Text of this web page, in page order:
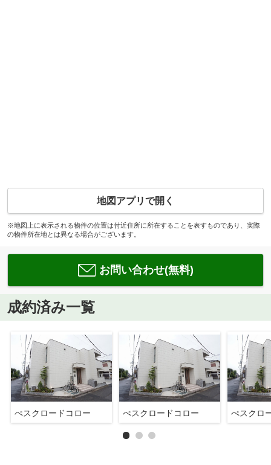
地図アプリで開く
※地図上に表示される物件の位置は付近住所に所在することを表すものであり、実際
の物件所在地とは異なる場合がございます。
お問い合わせ(無料)
成約済み一覧
ぺスクロードコロー ぺスクロードコロー ぺスクロ